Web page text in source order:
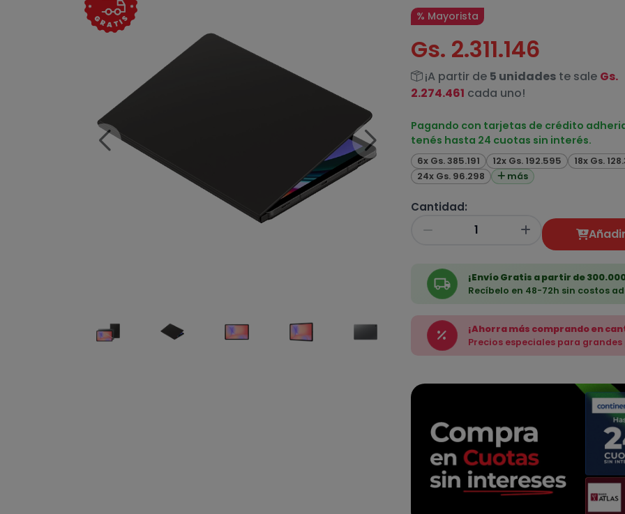
% Mayorista
Gs. 2.311.146
¡A partir de 5 unidades te sale Gs.
2.274.461 cada uno!
Pagando con tarjetas de crédito
tenés hasta 24 cuotas sin interés.
6x Gs. 385.191 12x Gs. 192.595
18x Gs.
24x Gs. 96.298
más
Cantidad:
¡Envío Gratis a partir de
Recíbelo en 48-72h sin costos
¡Ahorra más comprando en
Precios especiales para grandes